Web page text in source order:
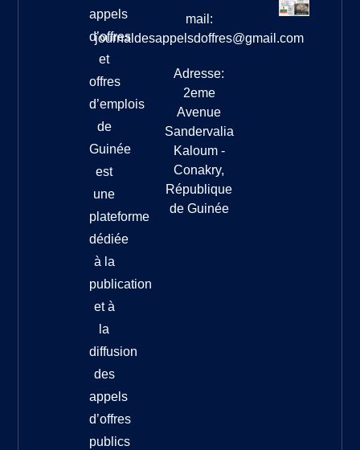
appels
d’offres
et
offres
d’emplois
de
Guinée
est
une
plateforme
dédiée
à la
publication
et à
la
diffusion
des
appels
d’offres
publics
mail:
journaldesappelsdoffres@gmail.com
Adresse:
2eme
Avenue
Sandervalia
Kaloum -
Conakry,
République
de Guinée